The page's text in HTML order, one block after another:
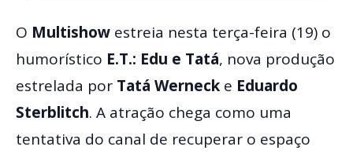
O Multishow estreia nesta terça-feira (19) o
humorístico E.T.: Edu e Tatá, nova produção
estrelada por Tatá Werneck e Eduardo
Sterblitch. A atração chega como uma
tentativa do canal de recuperar o espaço